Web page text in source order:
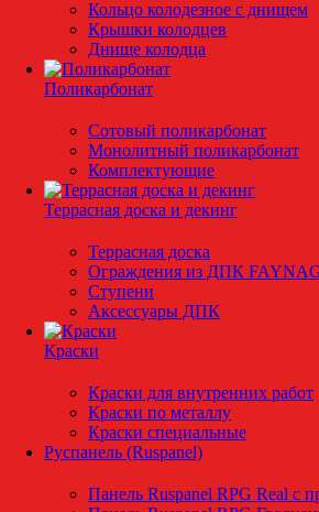
Кольцо колодезное с днищем
Крышки колодцев
Днище колодца
Поликарбонат
Сотовый поликарбонат
Монолитный поликарбонат
Комплектующие
Террасная доска и декинг
Террасная доска
Ограждения из ДПК
Ступени
Аксессуары ДПК
Краски
Краски для внутренних работ
Краски по металлу
Краски специальные
Руспанель (Ruspanel)
Панель Ruspanel RPG Real с